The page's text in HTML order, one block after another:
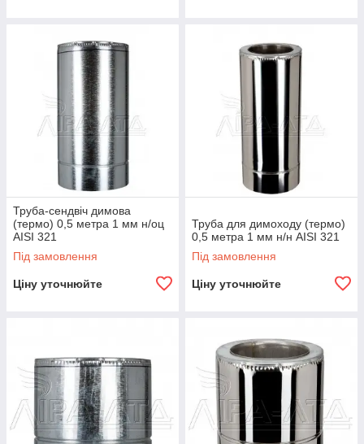
Труба-сендвіч димова
(термо) 0,5 метра 1 мм н/оц
AISI 321
Під замовлення
Ціну уточнюйте
Труба для димоходу (термо)
0,5 метра 1 мм н/н AISI 321
Під замовлення
Ціну уточнюйте